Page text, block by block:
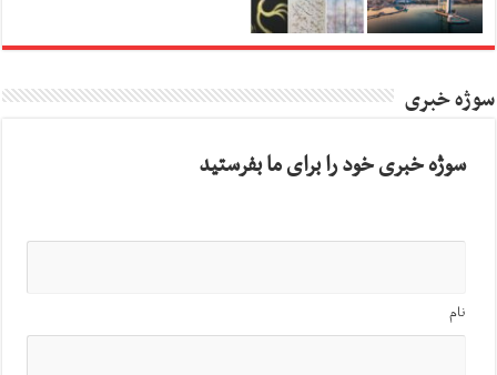
سوژه خبری
سوژه خبری خود را برای ما بفرستید
نام